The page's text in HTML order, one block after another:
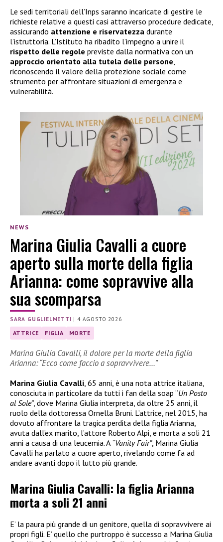
Le sedi territoriali dell’Inps saranno incaricate di gestire le
richieste relative a questi casi attraverso procedure dedicate,
assicurando attenzione e riservatezza durante
l’istruttoria. L’Istituto ha ribadito l’impegno a unire il
rispetto delle regole previste dalla normativa con un
approccio orientato alla tutela delle persone,
riconoscendo il valore della protezione sociale come
strumento per affrontare situazioni di emergenza e
vulnerabilità.
NEWS
Marina Giulia Cavalli a cuore
aperto sulla morte della figlia
Arianna: come sopravvive alla
sua scomparsa
SARA GUGLIELMETTI |4 AGOSTO 2026
ATTRICE FIGLIA MORTE
Marina Giulia Cavalli, il dolore per la morte della figlia
Arianna: “Ecco come faccio a sopravvivere…”
Marina Giulia Cavalli, 65 anni, è una nota attrice italiana,
conosciuta in particolare da tutti i fan della soap “Un Posto
al Sole”, dove Marina Giulia interpreta, da oltre 25 anni, il
ruolo della dottoressa Ornella Bruni. L’attrice, nel 2015, ha
dovuto affrontare la tragica perdita della figlia Arianna,
avuta dall’ex marito, l’attore Roberto Alpi, e morta a soli 21
anni a causa di una leucemia. A “Vanity Fair”, Marina Giulia
Cavalli ha parlato a cuore aperto, rivelando come fa ad
andare avanti dopo il lutto più grande.
Marina Giulia Cavalli: la figlia Arianna
morta a soli 21 anni
E’ la paura più grande di un genitore, quella di sopravvivere ai
propri figli. E’ quello che purtroppo è successo a Marina Giulia